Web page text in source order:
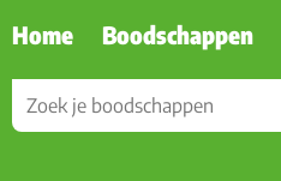
Home Boodschappen